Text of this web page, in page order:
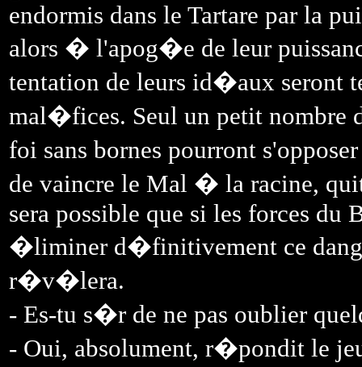
endormis dans le Tartare par la
alors � l'apog�e de leur
tentation de leurs id�aux seront
mal�fices. Seul un petit nombre
foi sans bornes pourront
de vaincre le Mal � la racine,
sera possible que si les forces du
�liminer d�finitivement ce
r�v�lera.
- Es-tu s�r de ne pas oublier
- Oui, absolument, r�pondit le